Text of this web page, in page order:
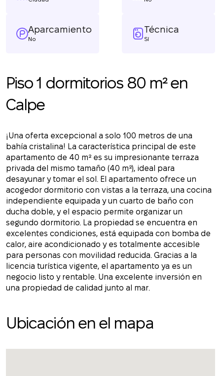
Aparcamiento
No
Técnica
Sí
Piso 1 dormitorios 80 m² en
Calpe
¡Una oferta excepcional a solo 100 metros de una
bahía cristalina! La característica principal de este
apartamento de 40 m² es su impresionante terraza
privada del mismo tamaño (40 m²), ideal para
desayunar y tomar el sol. El apartamento ofrece un
acogedor dormitorio con vistas a la terraza, una cocina
independiente equipada y un cuarto de baño con
ducha doble, y el espacio permite organizar un
segundo dormitorio. La propiedad se encuentra en
excelentes condiciones, está equipada con bomba de
calor, aire acondicionado y es totalmente accesible
para personas con movilidad reducida. Gracias a la
licencia turística vigente, el apartamento ya es un
negocio listo y rentable. Una excelente inversión en
una propiedad de calidad junto al mar.
Ubicación en el mapa